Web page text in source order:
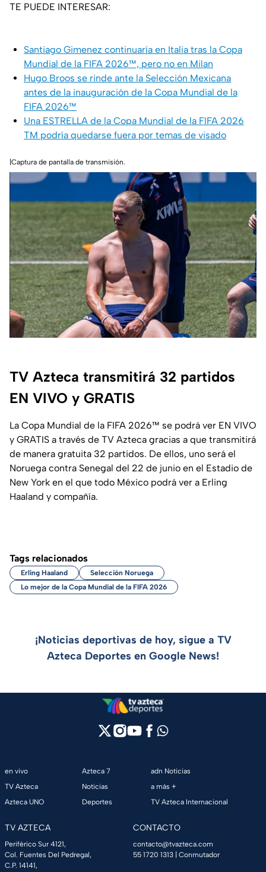
TE PUEDE INTERESAR:
Santiago Gimenez continuaría en Italia tras la Copa
Mundial de la FIFA 2026™, pero no en Milan
Hugo Broos se rinde ante la Selección Mexicana
antes de la inauguración de la Copa Mundial de la
FIFA 2026™
Una ESTRELLA de la Copa Mundial de la FIFA 2026
TM podría quedarse fuera por temas de visado
|Captura de pantalla de transmisión.
TV Azteca transmitirá 32 partidos
EN VIVO y GRATIS
La Copa Mundial de la FIFA 2026™ se podrá ver EN VIVO
y GRATIS a través de TV Azteca gracias a que transmitirá
de manera gratuita 32 partidos. De ellos, uno será el
Noruega contra Senegal del 22 de junio en el Estadio de
New York en el que todo México podrá ver a Erling
Haaland y compañía.
Tags relacionados
Erling Haaland
Selección Noruega
Lo mejor de la Copa Mundial de la FIFA 2026
¡Noticias deportivas de hoy, sigue a TV
Azteca Deportes en Google News!
en vivo
TV Azteca
Azteca UNO
Azteca 7
Noticias
Deportes
adn Noticias
a más +
TV Azteca Internacional
TV AZTECA
Periférico Sur 4121,
Col. Fuentes Del Pedregal,
C.P. 14141,
CONTACTO
contacto@tvazteca.com
55 1720 1313 | Conmutador